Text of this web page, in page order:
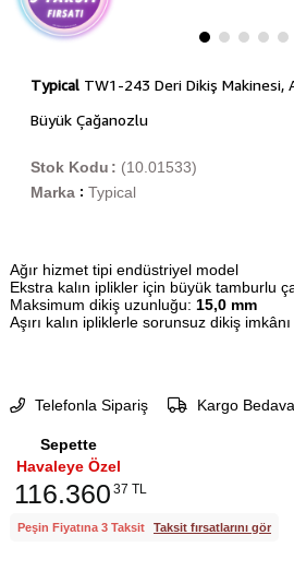
TypicalTW1-243 Deri Dikiş Makinesi,
Büyük Çağanozlu
(10.01533)
Stok Kodu
Marka : Typical
Ağır hizmet tipi endüstriyel model
Ekstra kalın iplikler için büyük tamburlu
Maksimum dikiş uzunluğu: 15,0 mm
Aşırı kalın ipliklerle sorunsuz dikiş imkânı
Telefonla Sipariş Kargo Bedava
Sepette
Havaleye Özel
116.360 37 TL
Peşin Fiyatına 3 Taksit Taksit fırsatlarını gör